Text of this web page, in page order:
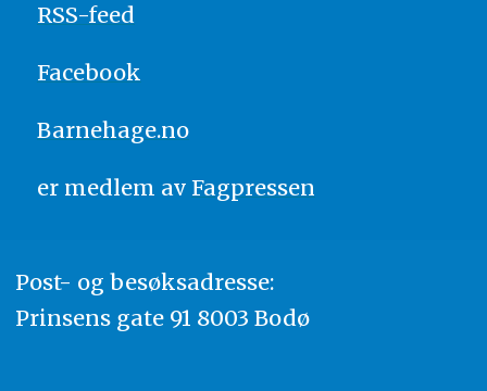
RSS-feed
Facebook
Barnehage.no
er medlem av Fagpressen
Post- og besøksadresse:
Prinsens gate 91 8003 Bodø